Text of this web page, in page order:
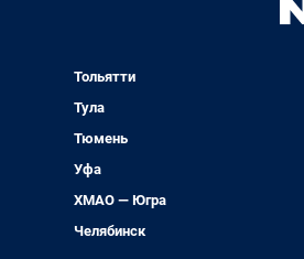
Тольятти
Тула
Тюмень
Уфа
ХМАО — Югра
Челябинск